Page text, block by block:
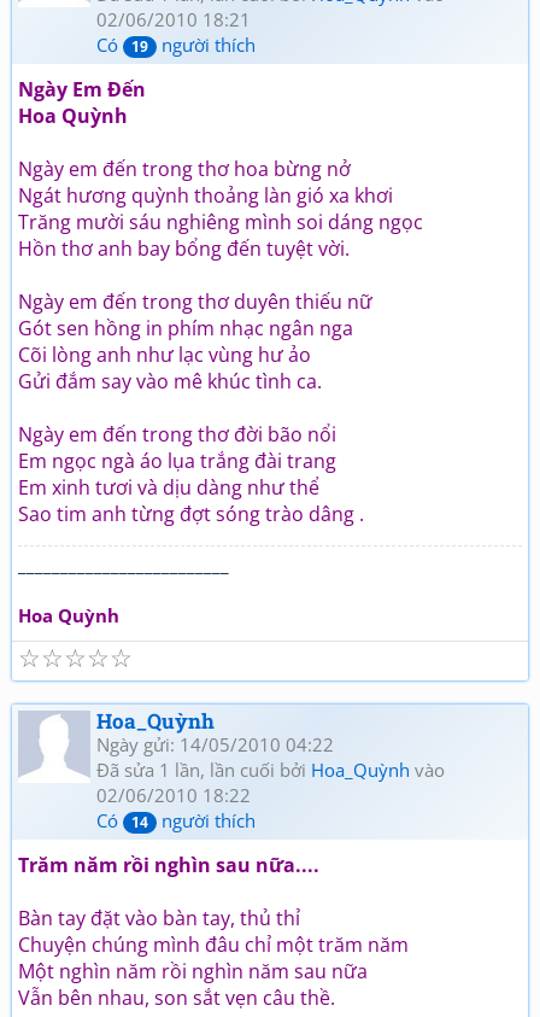
02/06/2010 18:21
Có
19 người thích
Ngày Em Đến
Hoa Quỳnh
Ngày em đến trong thơ hoa bừng nở
Ngát hương quỳnh thoảng làn gió xa khơi
Trăng mười sáu nghiêng mình soi dáng ngọc
Hồn thơ anh bay bổng đến tuyệt vời.
Ngày em đến trong thơ duyên thiếu nữ
Gót sen hồng in phím nhạc ngân nga
Cõi lòng anh như lạc vùng hư ảo
Gửi đắm say vào mê khúc tình ca.
Ngày em đến trong thơ đời bão nổi
Em ngọc ngà áo lụa trắng đài trang
Em xinh tươi và dịu dàng như thể
Sao tim anh từng đợt sóng trào dâng .
Hoa Quỳnh
☆
☆
☆
☆
☆
Hoa_Quỳnh
Ngày gửi: 14/05/2010 04:22
Đã sửa 1 lần, lần cuối bởi Hoa_Quỳnh vào
02/06/2010 18:22
Có
14 người thích
Trăm năm rồi nghìn sau nữa....
Bàn tay đặt vào bàn tay, thủ thỉ
Chuyện chúng mình đâu chỉ một trăm năm
Một nghìn năm rồi nghìn năm sau nữa
Vẫn bên nhau, son sắt vẹn câu thề.